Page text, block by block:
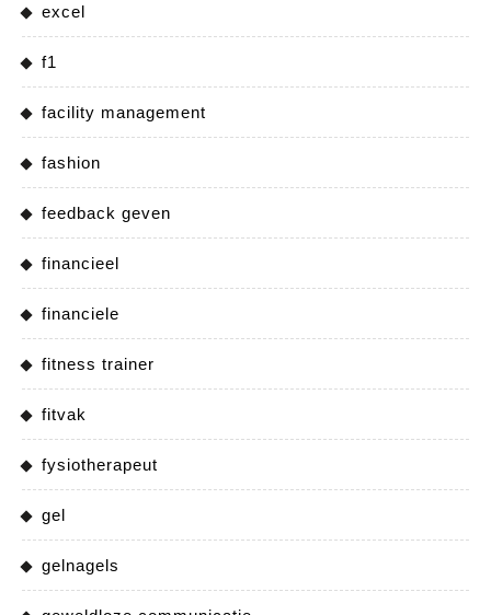
excel
f1
facility management
fashion
feedback geven
financieel
financiele
fitness trainer
fitvak
fysiotherapeut
gel
gelnagels